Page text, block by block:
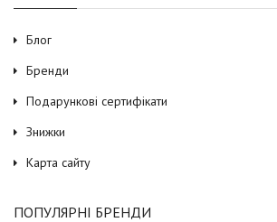
Блог
Бренди
Подарункові сертифікати
Знижки
Карта сайту
ПОПУЛЯРНІ БРЕНДИ